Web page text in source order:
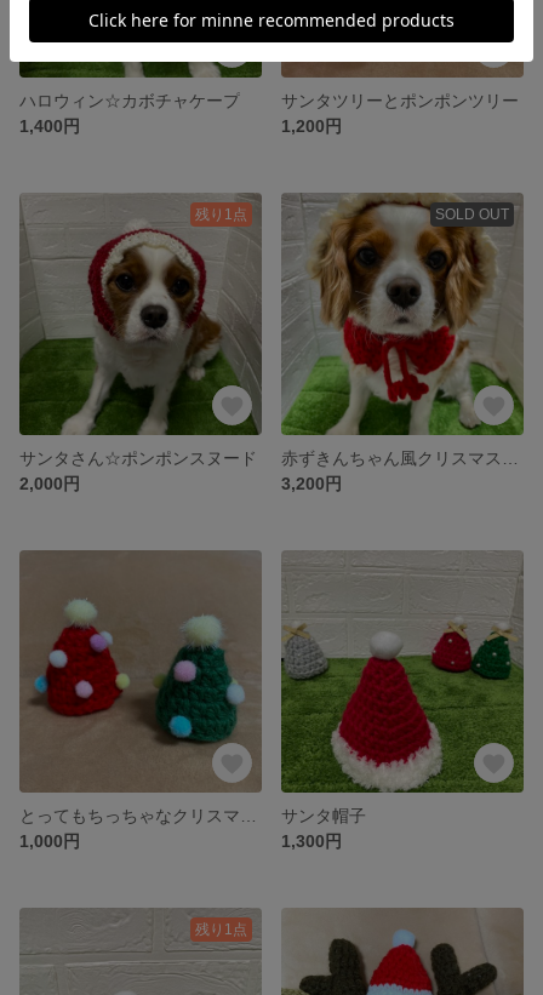
ハロウィン☆カボチャケープ
1,400円
サンタツリーとポンポンツリー
1,200円
残り1点
サンタさん☆ポンポンスヌード
2,000円
SOLD OUT
3,200円
1,000円
サンタ帽子
1,300円
残り1点